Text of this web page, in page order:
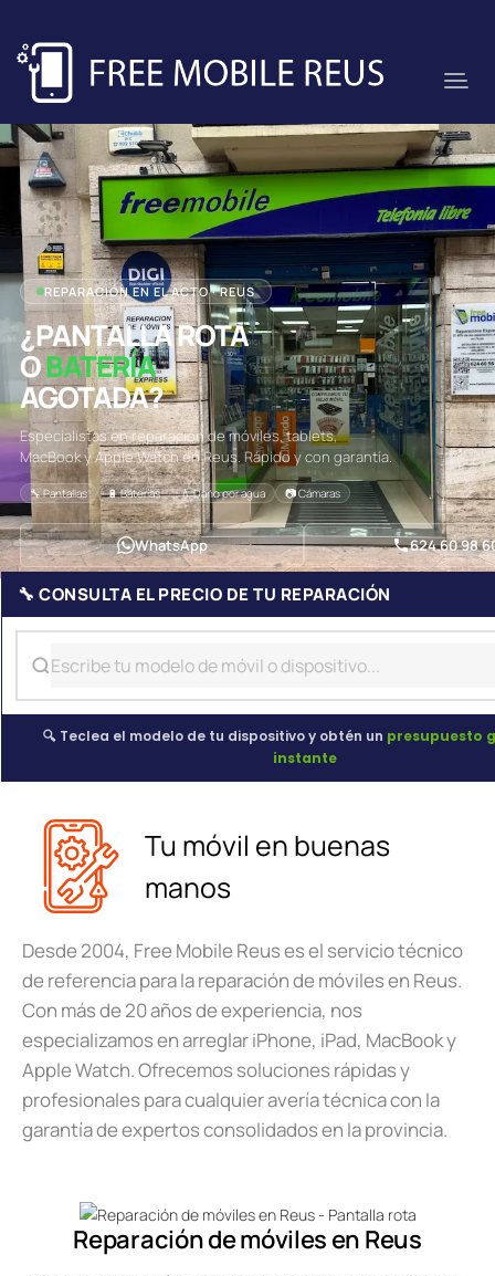
REPARACIÓN EN EL ACTO · REUS
¿PANTALLA ROTA
OBATERÍA
AGOTADA?
Especialistas en reparación de móviles, tablets,
MacBook y Apple Watch en Reus. Rápido y con garantía.
🔧 Pantallas 🔋 Baterías 💧 Daño por agua 📷 Cámaras
WhatsApp 624 60 98
🔧 CONSULTA EL PRECIO DE TU REPARACIÓN
🔍 Teclea el modelo de tu dispositivo y obtén un presupuesto
instante
Tu móvil en buenas
manos
Desde 2004, Free Mobile Reus es el servicio técnico
de referencia para la reparación de móviles en Reus.
Con más de 20 años de experiencia, nos
especializamos en arreglar iPhone, iPad, MacBook y
Apple Watch. Ofrecemos soluciones rápidas y
profesionales para cualquier avería técnica con la
garantía de expertos consolidados en la provincia.
Reparación de móviles en Reus